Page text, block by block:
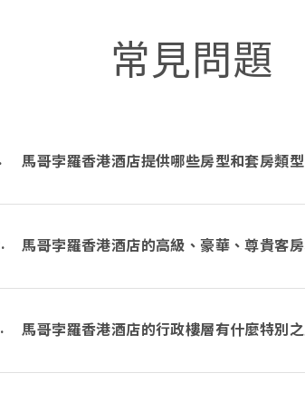
常見問題
馬哥孛羅香港酒店提供哪些房型和套房類型
馬哥孛羅香港酒店的高級、豪華、尊貴客
馬哥孛羅香港酒店的行政樓層有什麼特別